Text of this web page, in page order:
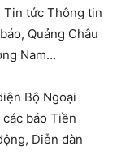
Tin tức Thông tin
Quảng Châu
Nam…
Bộ Ngoại
báo Tiền
Diễn đàn